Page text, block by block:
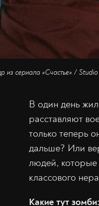
из сериала «Счастье» /
В один день
расставляют
только теперь
дальше? Или
людей, которые
классового
Какие тут зомби: